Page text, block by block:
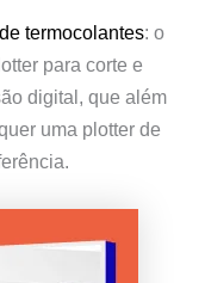
termocolantes: o
para corte e
digital, que além
uma plotter de